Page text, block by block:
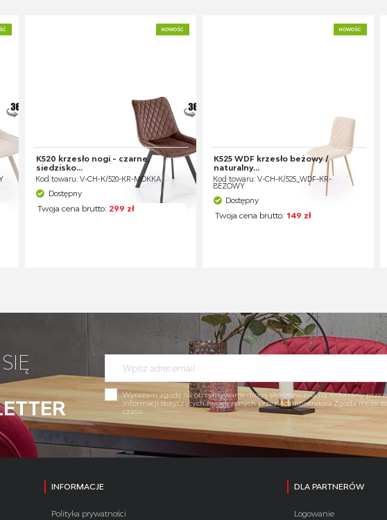
NOWOŚĆ
K520 krzesło nogi - czarne,
siedzisko...
Kod towaru: V-CH-K/520-KR-MOKKA
Dostępny
Twoja cena brutto: 299 zł
NOWOŚĆ
K525 WDF krzesło beżowy /
naturalny...
Kod towaru: V-CH-K/525_WDF-KR-
BEŻOWY
Dostępny
Twoja cena brutto: 149 zł
Wyrażam zgodę na otrzymywanie drogą elektroniczną na wskazany
informacji dotyczących świadczonych przez Administratora.Zgoda może
czasie.
INFORMACJE
Polityka prywatności
DLA PARTNERÓW
Logowanie